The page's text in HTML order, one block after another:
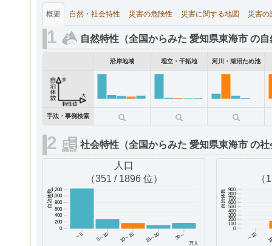
概要 自然・社会特性 災害の危険性 災害に関する地図 災害の
自然特性（全国からみた 愛知県東海市 の
沿岸地域 埋立・干拓地 河川・湖沼ため池
手法・事例検索
社会特性（全国からみた 愛知県東海市 の
人口
（351 / 1896 位）
～5 5～10 10～15 15～20 20～
万人
0
200
400
600
800
1,000
1,200
自治体数
～12
0
100
200
300
400
500
600
700
800
900
自治体数